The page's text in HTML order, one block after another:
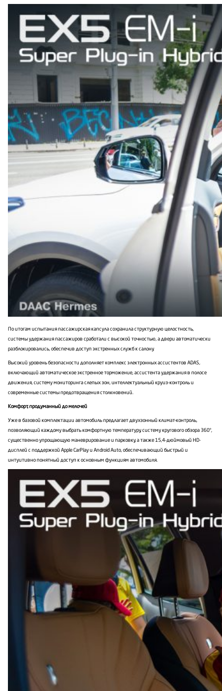
По итогам испытания пассажирская капсула сохранила структурную целостность,
системы удержания пассажиров сработали с высокой точностью, а двери автоматически
разблокировались, обеспечив доступ экстренных служб к салону.
Высокий уровень безопасности дополняет комплекс электронных ассистентов ADAS,
включающий автоматическое экстренное торможение, ассистента удержания в полосе
движения, систему мониторинга слепых зон, интеллектуальный круиз-контроль и
современные системы предотвращения столкновений.
Комфорт, продуманный до мелочей
Уже в базовой комплектации автомобиль предлагает двухзонный климат-контроль,
позволяющий каждому выбрать комфортную температуру, систему кругового обзора 360°,
существенно упрощающую маневрирование и парковку, а также 15,4-дюймовый HD-
дисплей с поддержкой Apple CarPlay и Android Auto, обеспечивающий быстрый и
интуитивно понятный доступ к основным функциям автомобиля.